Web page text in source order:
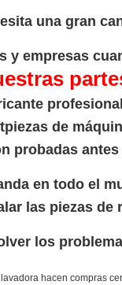
una gran
y empresas
piezas de
probadas
en todo el
las piezas de
los
hacen compras